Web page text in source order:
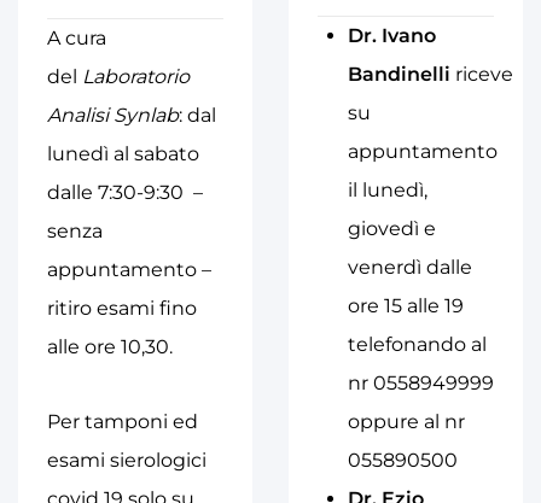
A cura
del Laboratorio
Analisi Synlab: dal
lunedì al sabato
dalle 7:30-9:30 –
senza
appuntamento –
ritiro esami fino
alle ore 10,30.
Per tamponi ed
esami sierologici
Dr. Ivano
Bandinelli riceve
su
appuntamento
il lunedì,
giovedì e
venerdì dalle
ore 15 alle 19
telefonando al
nr 0558949999
oppure al nr
055890500